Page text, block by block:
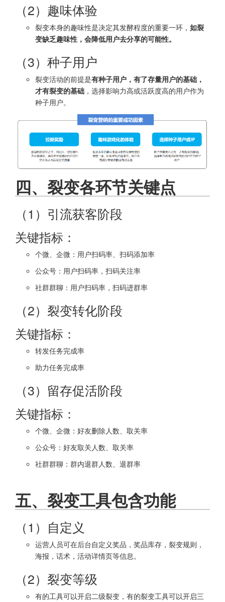
（2）趣味体验
裂变本身的趣味性是决定其发酵程度的重要一环， 如裂
变缺乏趣味性，会降低用户去分享的可能性。
（3）种子用户
裂变活动的前提是有种子用户，有了存量用户的基础，
才有裂变的基础 ，选择影响力高或活跃度高的用户作为
种子用户。
四、裂变各环节关键点
（1）引流获客阶段
关键指标：
个微、企微：用户扫码率、扫码添加率
公众号：用户扫码率，扫码关注率
社群群聊：用户扫码率，扫码进群率
（2）裂变转化阶段
关键指标：
转发任务完成率
助力任务完成率
（3）留存促活阶段
关键指标：
个微、企微：好友删除人数、取关率
公众号：好友取关人数、取关率
社群群聊：群内退群人数、退群率
五、裂变工具包含功能
（1）自定义
运营人员可在后台自定义奖品，奖品库存，裂变规则，
海报，话术，活动详情页等信息。
（2）裂变等级
有的工具可以开启二级裂变，有的裂变工具可以开启三